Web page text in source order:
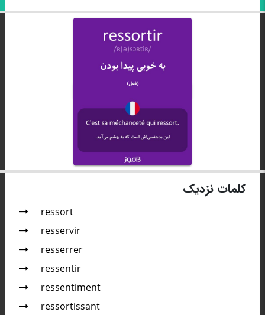
کلمات نزدیک
ressort
resservir
resserrer
ressentir
ressentiment
ressortissant